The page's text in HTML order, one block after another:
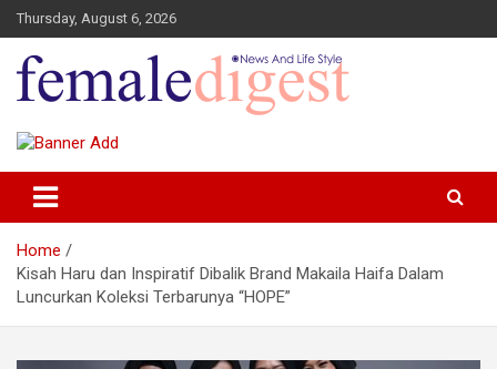
Thursday, August 6, 2026
Female Digest
Home
Kisah Haru dan Inspiratif Dibalik Brand Makaila Haifa Dalam
Luncurkan Koleksi Terbarunya “HOPE”